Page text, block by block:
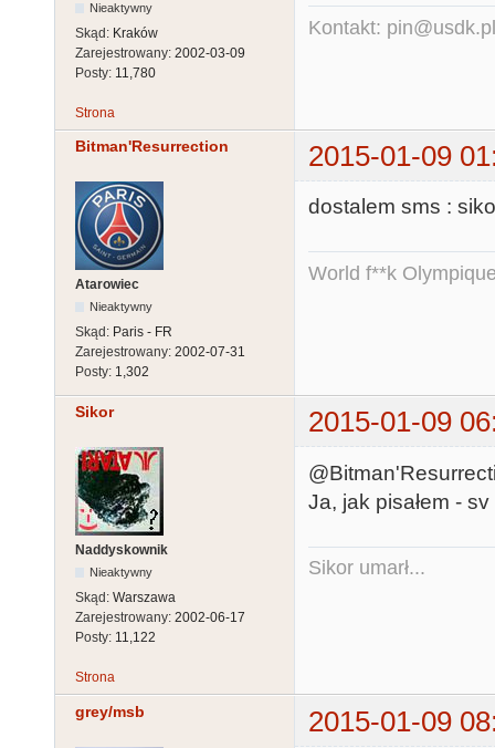
Nieaktywny
Skąd: Kraków
Zarejestrowany: 2002-03-09
Posty: 11,780
Kontakt: pin@usdk.pl
Strona
Bitman'Resurrection 2015-01-09
Atarowiec
Nieaktywny
Skąd: Paris - FR
Zarejestrowany: 2002-07-31
Posty: 1,302
dostalem sms :
World f**k
Sikor 2015-01-09
Naddyskownik
Nieaktywny
Skąd: Warszawa
Zarejestrowany: 2002-06-17
Posty: 11,122
Ja, jak pisałem -
Sikor umarł...
Strona
grey/msb 2015-01-09